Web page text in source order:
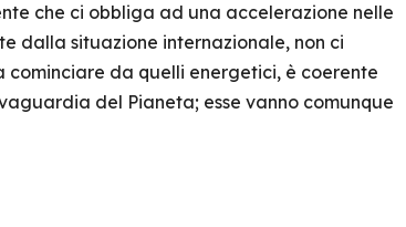
che ci obbliga ad una accelerazione nelle
dalla situazione internazionale, non ci
da quelli energetici, è coerente
del Pianeta; esse vanno comunque